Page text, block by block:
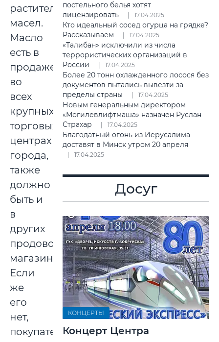
растительных
масел.
Масло
есть в
продаже
во
всех
крупных
торговых
центрах
города,
также
должно
быть и
в
других
продовольственных
магазинах.
Если
же
его
нет,
покупатель
постельного белья хотят
лицензировать
17.04.2025
Кто идеальный сосед огурца на грядке?
Рассказываем
17.04.2025
«Талибан» исключили из числа
террористических организаций в
России
17.04.2025
Более 20 тонн охлажденного лосося без
документов пытались вывезти за
пределы страны
17.04.2025
Новым генеральным директором
«Могилевлифтмаша» назначен Руслан
Страхар
17.04.2025
Благодатный огонь из Иерусалима
доставят в Минск утром 20 апреля
17.04.2025
Досуг
КОНЦЕРТЫ
Концерт Центра